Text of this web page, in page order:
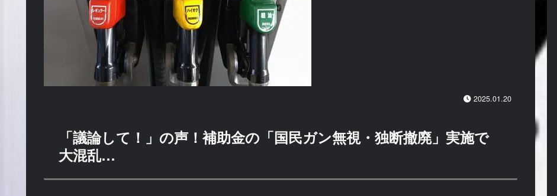
2025.01.20
「議論して！」の声！補助金の「国民ガン無視・独断撤廃」実施で
大混乱…